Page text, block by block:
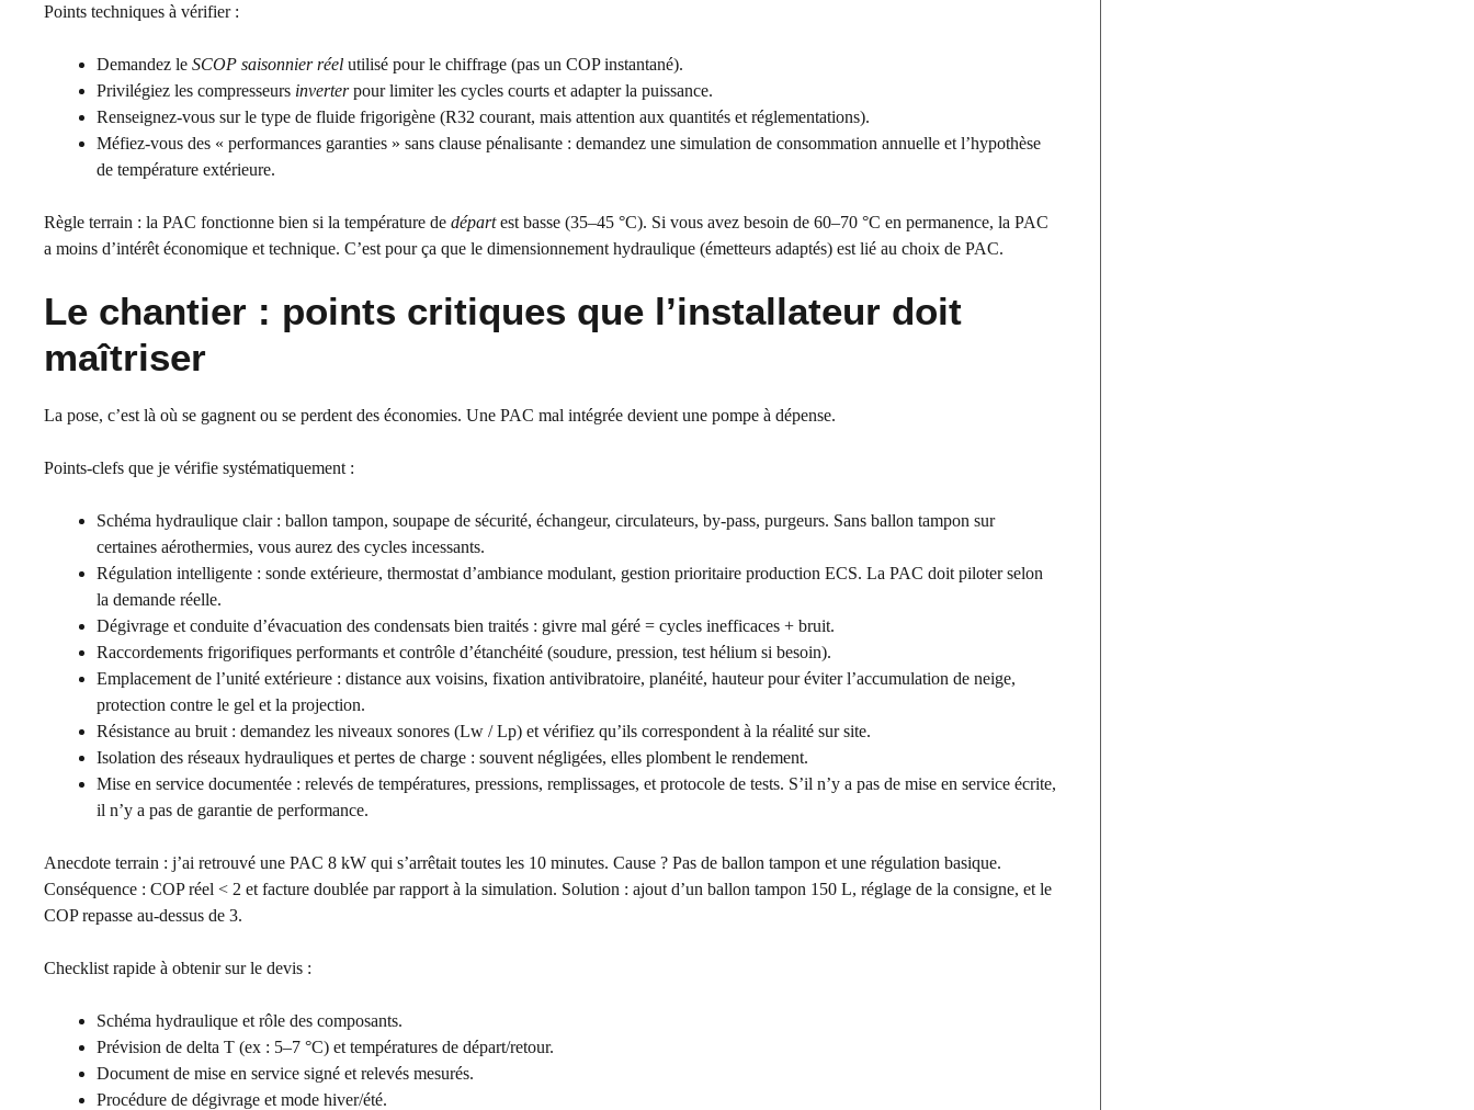
Points techniques à vérifier :
Demandez le SCOP saisonnier réel utilisé pour le chiffrage (pas un COP instantané).
Privilégiez les compresseurs inverterpour limiter les cycles courts et adapter la puissance.
Renseignez-vous sur le type de fluide frigorigène (R32 courant, mais attention aux quantités et réglementations).
Méfiez-vous des « performances garanties » sans clause pénalisante : demandez une simulation de consommation annuelle et l’hypothèse
de température extérieure.
Règle terrain : la PAC fonctionne bien si la température de départest basse (35–45 °C). Si vous avez besoin de 60–70 °C en permanence, la PAC
a moins d’intérêt économique et technique. C’est pour ça que le dimensionnement hydraulique (émetteurs adaptés) est lié au choix de PAC.
Le chantier : points critiques que l’installateur doit
maîtriser
La pose, c’est là où se gagnent ou se perdent des économies. Une PAC mal intégrée devient une pompe à dépense.
Points-clefs que je vérifie systématiquement :
Schéma hydraulique clair : ballon tampon, soupape de sécurité, échangeur, circulateurs, by-pass, purgeurs. Sans ballon tampon sur
certaines aérothermies, vous aurez des cycles incessants.
Régulation intelligente : sonde extérieure, thermostat d’ambiance modulant, gestion prioritaire production ECS. La PAC doit piloter selon
la demande réelle.
Dégivrage et conduite d’évacuation des condensats bien traités : givre mal géré = cycles inefficaces + bruit.
Raccordements frigorifiques performants et contrôle d’étanchéité (soudure, pression, test hélium si besoin).
Emplacement de l’unité extérieure : distance aux voisins, fixation antivibratoire, planéité, hauteur pour éviter l’accumulation de neige,
protection contre le gel et la projection.
Résistance au bruit : demandez les niveaux sonores (Lw / Lp) et vérifiez qu’ils correspondent à la réalité sur site.
Isolation des réseaux hydrauliques et pertes de charge : souvent négligées, elles plombent le rendement.
Mise en service documentée : relevés de températures, pressions, remplissages, et protocole de tests. S’il n’y a pas de mise en service écrite,
il n’y a pas de garantie de performance.
Anecdote terrain : j’ai retrouvé une PAC 8 kW qui s’arrêtait toutes les 10 minutes. Cause ? Pas de ballon tampon et une régulation basique.
Conséquence : COP réel < 2 et facture doublée par rapport à la simulation. Solution : ajout d’un ballon tampon 150 L, réglage de la consigne, et le
COP repasse au-dessus de 3.
Checklist rapide à obtenir sur le devis :
Schéma hydraulique et rôle des composants.
Prévision de delta T (ex : 5–7 °C) et températures de départ/retour.
Document de mise en service signé et relevés mesurés.
Procédure de dégivrage et mode hiver/été.